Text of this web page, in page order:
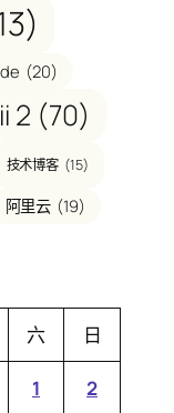
(20)
2 (70)
技术博客 (15)
阿里云 (19)
六 日
1 2